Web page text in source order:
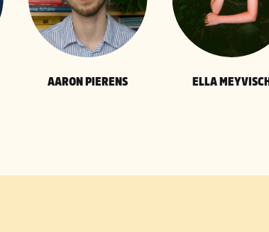
AARON PIERENS ELLA MEYVISCH